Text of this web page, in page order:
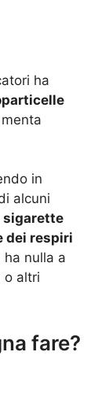
ha
in
alcuni
sigarette
dei respiri
ha nulla a
o altri
fare?